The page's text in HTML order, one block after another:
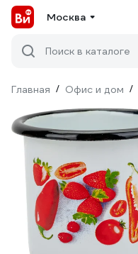
Москва
Поиск в каталоге
Главная / Офис и дом /